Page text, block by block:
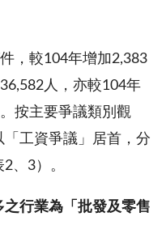
，較104年增加2,383
人，亦較104年
按主要爭議類別觀
工資爭議」居首，分
、3）。
行業為「批發及零售